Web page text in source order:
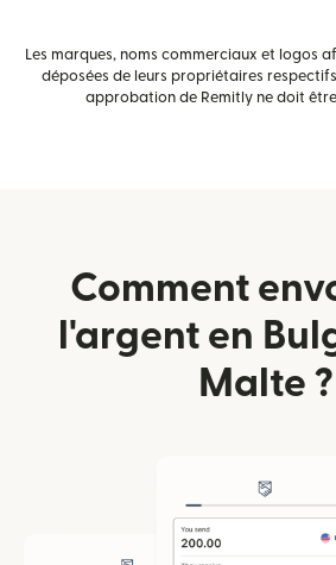
Les marques, noms commerciaux et logos
déposées de leurs propriétaires
approbation de Remitly ne doit
Comment
l'argent en
Malte ?